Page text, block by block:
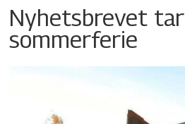
Nyhetsbrevet tar
sommerferie